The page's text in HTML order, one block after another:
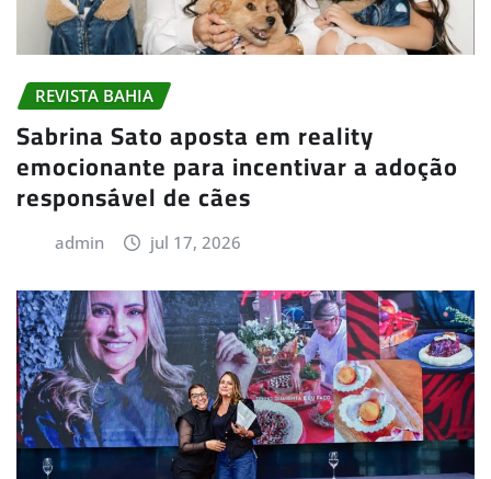
REVISTA BAHIA
Sabrina Sato aposta em reality
emocionante para incentivar a adoção
responsável de cães
admin jul 17, 2026